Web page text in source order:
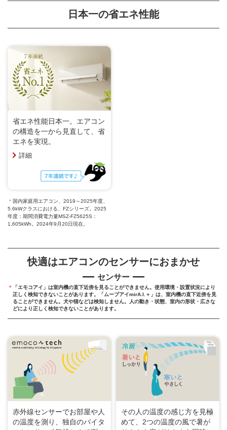
日本一の省エネ性能
省エネ性能日本一。エアコン
の構造を一から見直して、省
エネを実現。
詳細
＊ 国内家庭用エアコン、2019～2025年度、
5.6kWクラスにおける、FZシリーズ。2025
年度：期間消費電力量MSZ-FZ5625S：
1,605kWh。2024年9月20日現在。
快適はエアコンのセンサーにおまかせ
センサー
＊
「エモコアイ」は室内機の直下近傍を見ることができません。使用環境・設置状況により
正しく検知できないことがあります。
「ムーブアイmirA.I.＋」は、室内機の直下近傍を見
ることができません。犬や猫などは検知しません。
人の動き・状態、室内の形状・広さな
どにより正しく検知できないことがあります。
赤外線センサーでお部屋や人
の温度を測り、独自のバイタ
その人の温度の感じ方を見極
めて、2つの温度の風で暑が